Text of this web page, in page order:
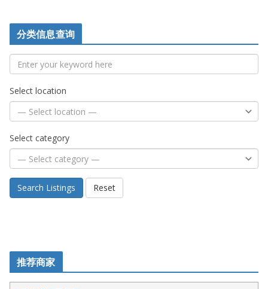
分类信息查询
Select location
Select category
Search Listings Reset
推荐商家